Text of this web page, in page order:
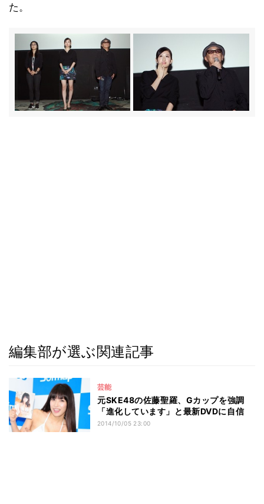
た。
編集部が選ぶ関連記事
芸能
元SKE48の佐藤聖羅、Gカップを強調
「進化しています」と最新DVDに自信
2014/10/05 23:00